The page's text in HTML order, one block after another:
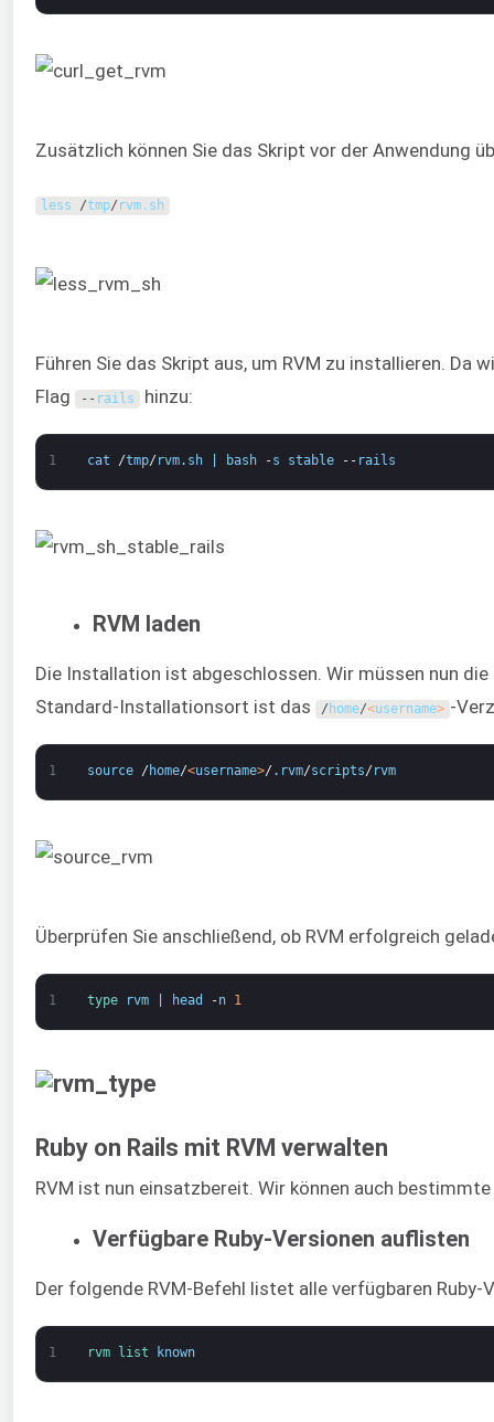
Zusätzlich können Sie das Skript vor der Anwendung
less /tmp/ rvm. sh
Führen Sie das Skript aus, um RVM zu installieren. Da
Flag
-- rails hinzu:
1 cat /tmp/ rvm. sh bash -s stable -- rails
RVM laden
Die Installation ist abgeschlossen. Wir müssen nun die
Standard-Installationsort ist das
/ home/<username> -
1 source / home/<username>/ . rvm/scripts/ rvm
Überprüfen Sie anschließend, ob RVM erfolgreich
1 type rvm head -n 1
Ruby on Rails mit RVM verwalten
RVM ist nun einsatzbereit. Wir können auch
Verfügbare Ruby-Versionen auflisten
Der folgende RVM-Befehl listet alle verfügbaren Ruby-
1 rvm list known